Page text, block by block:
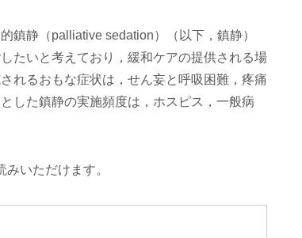
鎮静（palliative sedation）（以下，鎮静）
たいと考えており，緩和ケアの提供される場
れるおもな症状は，せん妄と呼吸困難，疼痛
した鎮静の実施頻度は，ホスピス，一般病
いただけます。